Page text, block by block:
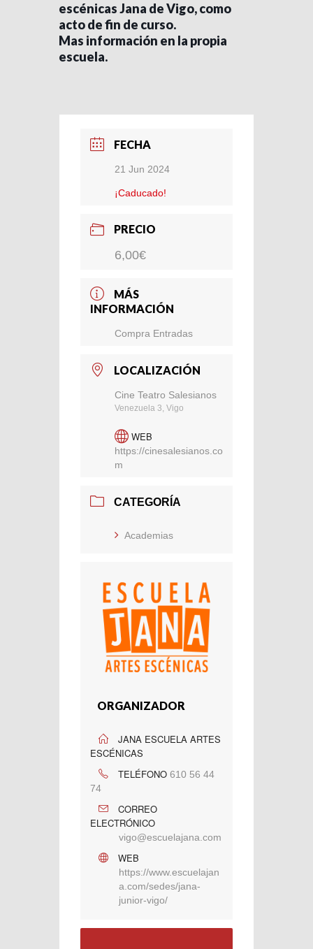
escénicas Jana de Vigo, como
acto de fin de curso.
Mas información en la propia
escuela.
FECHA
21 Jun 2024
¡Caducado!
PRECIO
6,00€
MÁS
INFORMACIÓN
Compra Entradas
LOCALIZACIÓN
Cine Teatro Salesianos
Venezuela 3, Vigo
WEB
https://cinesalesianos.co
m
CATEGORÍA
Academias
ORGANIZADOR
JANA ESCUELA ARTES
ESCÉNICAS
TELÉFONO 610 56 44
74
CORREO
ELECTRÓNICO
vigo@escuelajana.com
WEB
https://www.escuelajan
a.com/sedes/jana-
junior-vigo/